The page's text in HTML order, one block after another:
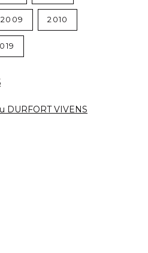
2009 2010
DURFORT VIVENS